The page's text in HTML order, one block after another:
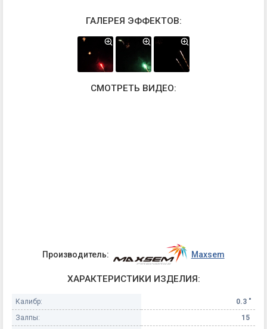
ГАЛЕРЕЯ ЭФФЕКТОВ:
СМОТРЕТЬ ВИДЕО:
Производитель: Maxsem
ХАРАКТЕРИСТИКИ ИЗДЕЛИЯ:
Калибр:
0.3 "
Залпы:
15